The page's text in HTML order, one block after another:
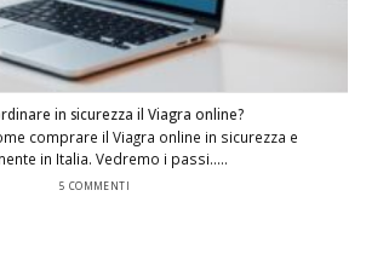
in sicurezza il Viagra online?
comprare il Viagra online in sicurezza e
in Italia. Vedremo i passi.....
5 COMMENTI